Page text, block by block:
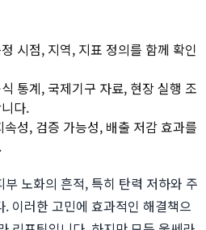
시점, 지역, 지표 정의를 함께 확인
통계, 국제기구 자료, 현장 실행 조
다.
성, 검증 가능성, 배출 저감 효과를
노화의 흔적, 특히 탄력 저하와 주
이러한 고민에 효과적인 해결책으